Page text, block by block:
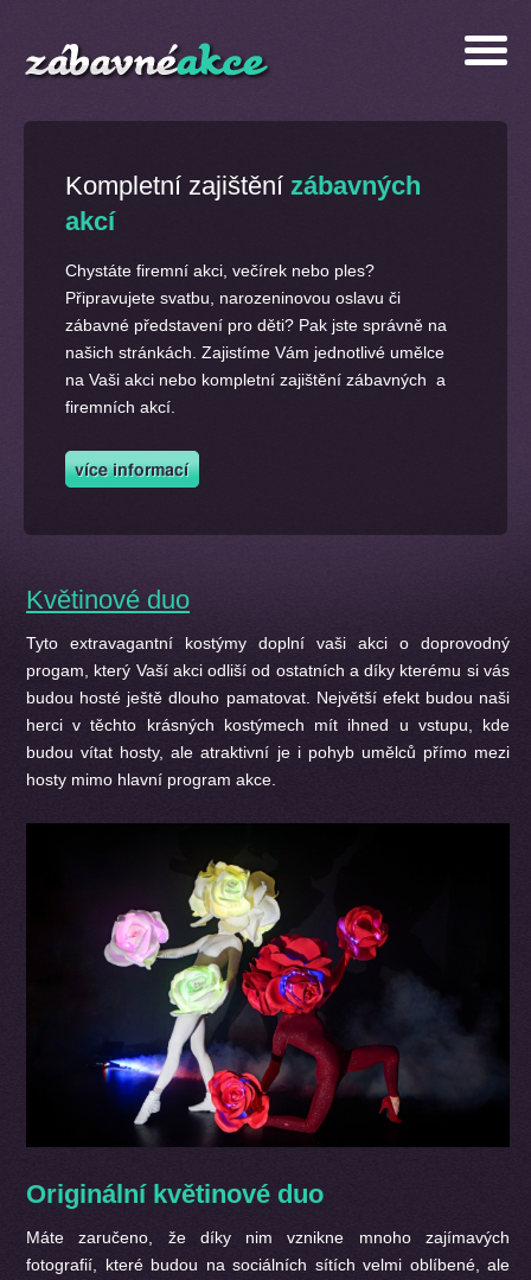
Kompletní zajištění zábavných
akcí
Chystáte firemní akci, večírek nebo ples?
Připravujete svatbu, narozeninovou oslavu či
zábavné představení pro děti? Pak jste správně na
našich stránkách. Zajistíme Vám jednotlivé umělce
na Vaši akci nebo kompletní zajištění zábavných a
firemních akcí.
Květinové duo
Tyto extravagantní kostýmy doplní vaši akci o doprovodný
progam, který Vaší akci odliší od ostatních a díky kterému si vás
budou hosté ještě dlouho pamatovat. Největší efekt budou naši
herci v těchto krásných kostýmech mít ihned u vstupu, kde
budou vítat hosty, ale atraktivní je i pohyb umělců přímo mezi
hosty mimo hlavní program akce.
Originální květinové duo
Máte zaručeno, že díky nim vznikne mnoho zajímavých
fotografií, které budou na sociálních sítích velmi oblíbené, ale